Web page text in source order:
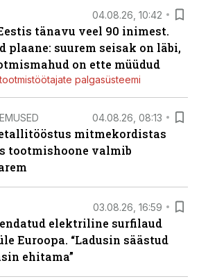
04.08.26, 10:42
tänavu veel 90 inimest.
plaane: suurem seisak on läbi,
on ette müüdud
palgasüsteemi
04.08.26, 08:13
mitmekordistas
tootmishoone valmib
03.08.26, 16:59
elektriline surfilaud
Euroopa. “Ladusin säästud
ehitama”